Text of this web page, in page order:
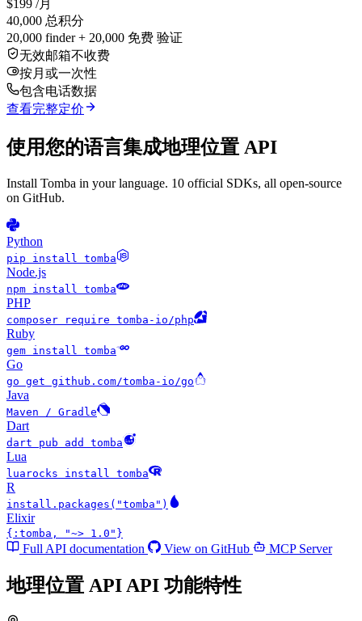
$199 /月
40,000 总积分
20,000 finder + 20,000 免费 验证
无效邮箱不收费
按月或一次性
包含电话数据
查看完整定价
使用您的语言集成地理位置 API
Install Tomba in your language. 10 official SDKs, all open-source
on GitHub.
Python
pip install tomba
Node.js
npm install tomba
PHP
composer require tomba-io/php
Ruby
gem install tomba
Go
go get github.com/tomba-io/go
Java
Maven / Gradle
Dart
dart pub add tomba
Lua
luarocks install tomba
R
install.packages("tomba")
Elixir
{:tomba, "~> 1.0"}
Full API documentation View on GitHub MCP Server
地理位置 API API 功能特性